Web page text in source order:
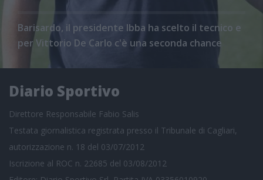
Barisardo, il presidente Ibba ha scelto il tecnico e
per Vittorio De Carlo c'è una seconda chance
Diario Sportivo
Direttore Responsabile Fabio Salis
Testata giornalistica registrata presso il Tribunale di Cagliari,
autorizzazione n. 18 del 03/07/2012
Iscrizione al ROC n. 22685 del 03/08/2012